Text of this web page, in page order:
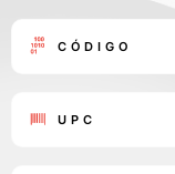
CÓDIGO
UPC